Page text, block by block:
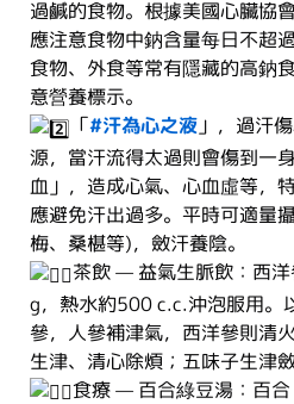
過鹹的食物。根據美國心臟協
應注意食物中鈉含量每日不超
食物、外食等常有隱藏的高鈉
意營養標示。
「#汗為心之液 」，過汗
源，當汗流得太過則會傷到一
血」，造成心氣、心血虛等，
應避免汗出過多。平時可適量
梅、桑椹等)，斂汗養陰。
茶飲 — 益氣生脈飲：西
g，熱水約500 c.c.沖泡服用。
參，人參補津氣，西洋參則清
生津、清心除煩；五味子生津
食療 — 百合綠豆湯：百